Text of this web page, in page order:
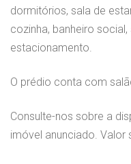
dormitórios, sala de
cozinha, banheiro
estacionamento.
O prédio conta com
Consulte-nos sobre a
imóvel anunciado. Valor